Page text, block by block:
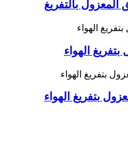
بالتفريغ
الهواء
بتفريغ الهواء